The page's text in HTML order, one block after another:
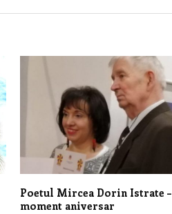
Poetul Mircea Dorin Istrate –
moment aniversar